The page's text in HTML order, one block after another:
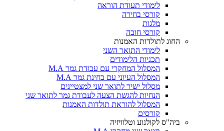
לימודי תעודת הוראה
קורסי בחירה
מלגות
קורסי חובה
החוג לתולדות האמנות
לימודי התואר השני
תכניות הלימודים
המסלול המחקרי עם עבודת גמר M.A
המסלול העיוני עם בחינת גמר M.A
מסלול ישיר לתואר שני למצטיינים
הנחיות להגשת הצעה לעבודת גמר לתואר שני
המסלול להוראת תולדות האמנות
קורסים
ביה"ס לקולנוע וטלוויזיה